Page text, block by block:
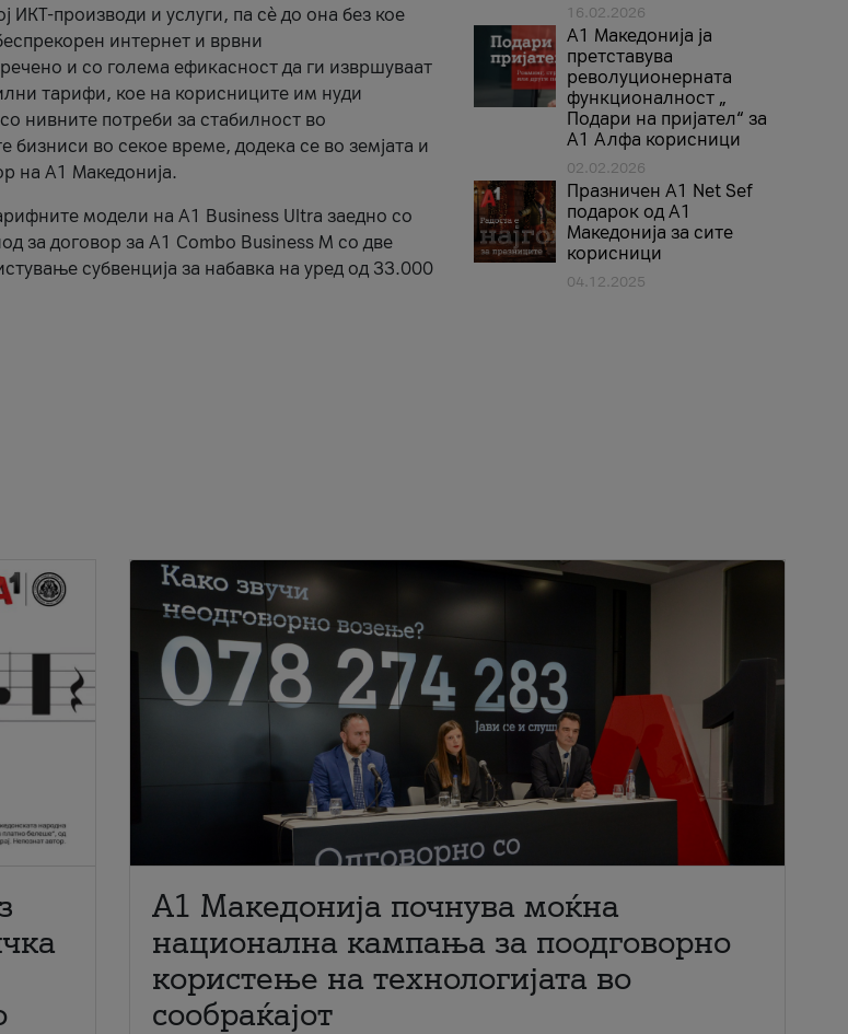
ИКТ-производи и услуги, па сè до она без кое
интернет и врвни
и со голема ефикасност да ги извршуваат
тарифи, кое на корисниците им нуди
нивните потреби за стабилност во
во секое време, додека се во земјата и
на А1 Македонија.
модели на A1 Business Ultra заедно со
за договор за A1 Combo Business M со две
субвенција за набавка на уред од 33.000
16.02.2026
А1 Македонија ја
претставува
револуционерната
функционалност „
Подари на пријател“ за
А1 Алфа корисници
02.02.2026
Празничен A1 Net Sеf
подарок од А1
Македонија за сите
корисници
04.12.2025
A1 Македонија почнува моќна
национална кампања за поодговорно
користење на технологијата во
сообраќајот